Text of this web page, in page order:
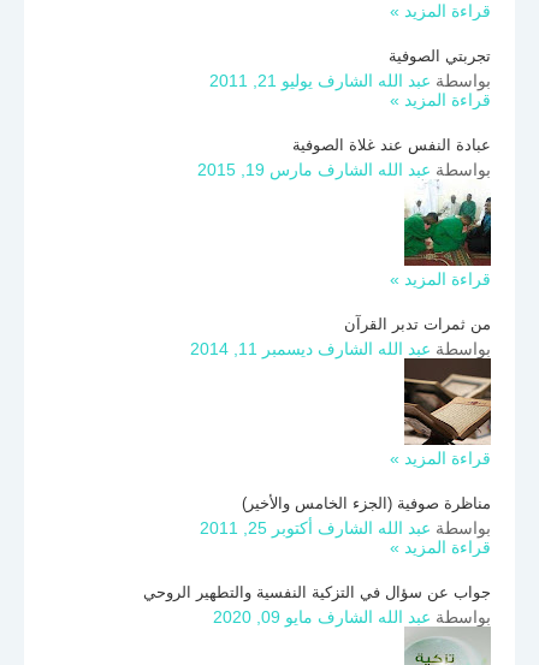
قراءة المزيد »
تجربتي الصوفية
بواسطة عبد الله الشارف يوليو 21, 2011
قراءة المزيد »
عبادة النفس عند غلاة الصوفية
بواسطة عبد الله الشارف مارس 19, 2015
قراءة المزيد »
من ثمرات تدبر القرآن
بواسطة عبد الله الشارف ديسمبر 11, 2014
قراءة المزيد »
مناظرة صوفية (الجزء الخامس والأخير)
بواسطة عبد الله الشارف أكتوبر 25, 2011
قراءة المزيد »
جواب عن سؤال في التزكية النفسية والتطهير الروحي
بواسطة عبد الله الشارف مايو 09, 2020